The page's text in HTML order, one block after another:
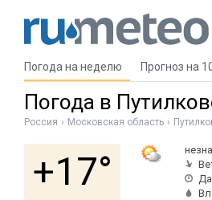
Погода на неделю Прогноз на
Погода в
Россия Московская область
+17°